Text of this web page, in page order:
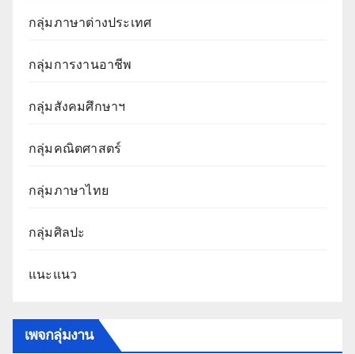
กลุ่มภาษาต่างประเทศ
กลุ่มการงานอาชีพ
กลุ่มสังคมศึกษาฯ
กลุ่มคณิตศาสตร์
กลุ่มภาษาไทย
กลุ่มศิลปะ
แนะแนว
เพจกลุ่มงาน